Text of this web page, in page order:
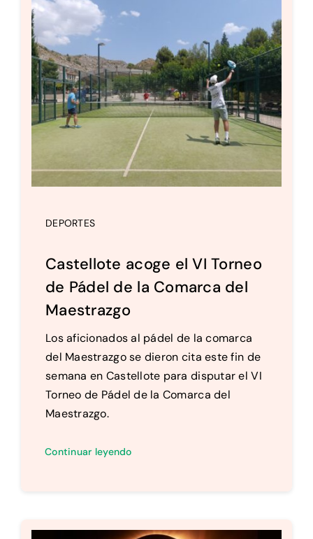
DEPORTES
Castellote acoge el VI Torneo
de Pádel de la Comarca del
Maestrazgo
Los aficionados al pádel de la comarca
del Maestrazgo se dieron cita este fin de
semana en Castellote para disputar el VI
Torneo de Pádel de la Comarca del
Maestrazgo.
Continuar leyendo